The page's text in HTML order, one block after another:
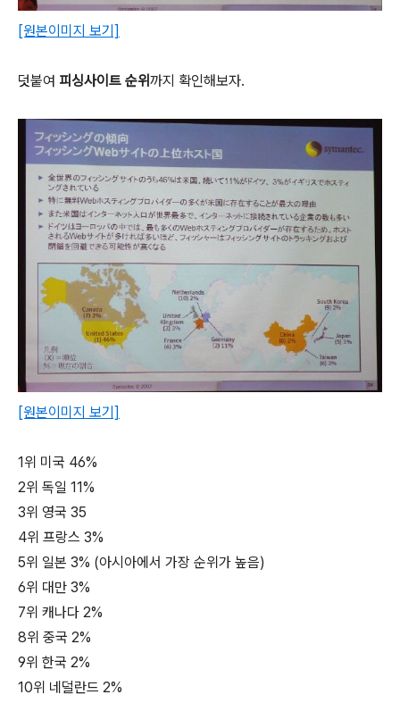
[원본이미지 보기]
덧붙여 피싱사이트 순위까지 확인해보자.
[원본이미지 보기]
1위 미국 46%
2위 독일 11%
3위 영국 35
4위 프랑스 3%
5위 일본 3% (아시아에서 가장 순위가 높음)
6위 대만 3%
7위 캐나다 2%
8위 중국 2%
9위 한국 2%
10위 네덜란드 2%